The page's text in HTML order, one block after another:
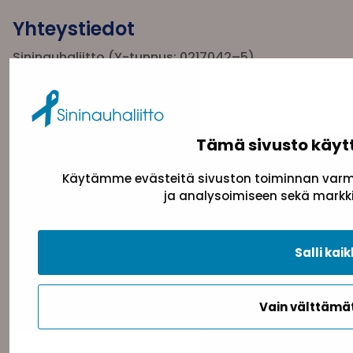
Tämä sivusto
Käytämme evästeitä sivuston toiminnan
ja analysoimiseen sekä
Vain
Salli
Yhteystiedot
Sininauhaliitto (Y-tunnus: 0217042–5)
toimisto@sininauha.fi
Tietosuojaseloste Evästeseloste